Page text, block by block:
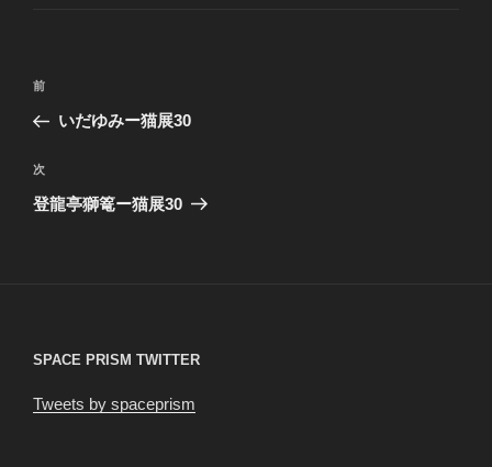
投
ナ
ビ
ゲ
前
の
稿
前
いだゆみー猫展30
次
の
次
登龍亭獅篭ー猫展30
SPACE PRISM TWITTER
Tweets by spaceprism